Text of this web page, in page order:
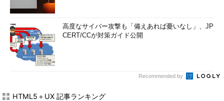
高度なサイバー攻撃も「備えあれば憂いなし」、JP
CERT/CCが対策ガイド公開
Recommended by
HTML5＋UX 記事ランキング